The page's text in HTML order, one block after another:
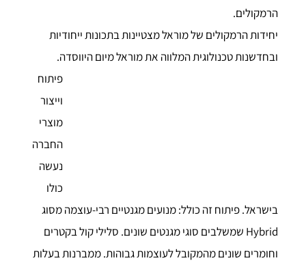
הרמקולים.
יחידות הרמקולים של מוראל מצטיינות בתכונות ייחודיות
ובחדשנות טכנולוגית המלווה את מוראל מיום היווסדה.
פיתוח
וייצור
מוצרי
החברה
נעשה
כולו
בישראל. פיתוח זה כולל: מנועים מגנטיים רבי-עוצמה מסוג
Hybrid שמשלבים סוגי מגנטים שונים. סלילי קול בקטרים
וחומרים שונים מהמקובל לעוצמות גבוהות. ממברנות בעלות